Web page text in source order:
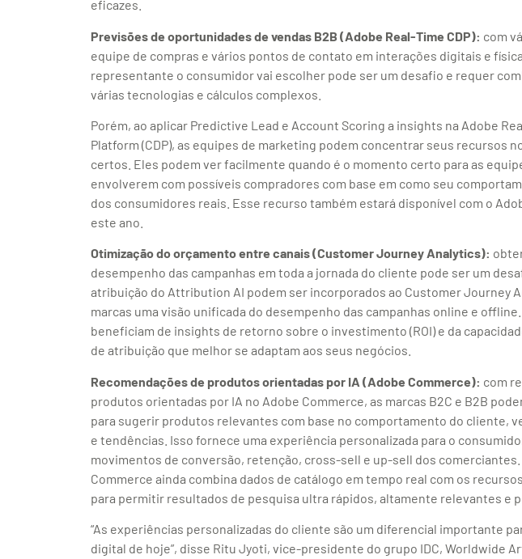
eficazes.
Previsões de oportunidades de vendas B2B (Adobe Real-Time CDP): com
equipe de compras e vários pontos de contato em interações digitais e
representante o consumidor vai escolher pode ser um desafio e requer
várias tecnologias e cálculos complexos.
Porém, ao aplicar Predictive Lead e Account Scoring a insights na Adobe
Platform (CDP), as equipes de marketing podem concentrar seus recursos
certos. Eles podem ver facilmente quando é o momento certo para as
envolverem com possíveis compradores com base em como seu
dos consumidores reais. Esse recurso também estará disponível com o
este ano.
Otimização do orçamento entre canais (Customer Journey Analytics):
desempenho das campanhas em toda a jornada do cliente pode ser um
atribuição do Attribution AI podem ser incorporados ao Customer Journey
marcas uma visão unificada do desempenho das campanhas online e
beneficiam de insights de retorno sobre o investimento (ROI) e da
de atribuição que melhor se adaptam aos seus negócios.
Recomendações de produtos orientadas por IA (Adobe Commerce): com
produtos orientadas por IA no Adobe Commerce, as marcas B2C e B2B
para sugerir produtos relevantes com base no comportamento do cliente,
e tendências. Isso fornece uma experiência personalizada para o
movimentos de conversão, retenção, cross-sell e up-sell dos comerciantes.
Commerce ainda combina dados de catálogo em tempo real com os
para permitir resultados de pesquisa ultra rápidos, altamente relevantes e
“As experiências personalizadas do cliente são um diferencial importante
digital de hoje”, disse Ritu Jyoti, vice-presidente do grupo IDC, Worldwide